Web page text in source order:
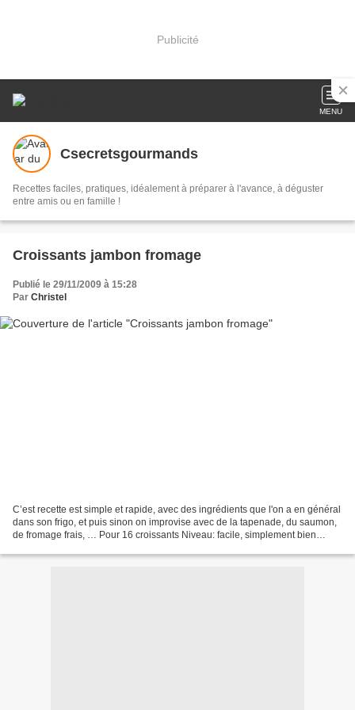
Publicité
MENU
Csecretsgourmands
Recettes faciles, pratiques, idéalement à préparer à l'avance, à déguster
entre amis ou en famille !
Croissants jambon fromage
Publié le 29/11/2009 à 15:28
Par Christel
C’est recette est simple et rapide, avec des ingrédients que l'on a en général
dans son frigo, et puis sinon on improvise avec de la tapenade, du saumon,
de fromage frais, … Pour 16 croissants Niveau: facile, simplement bien